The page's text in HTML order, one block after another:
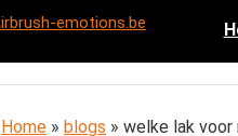
Home » blogs » welke lak